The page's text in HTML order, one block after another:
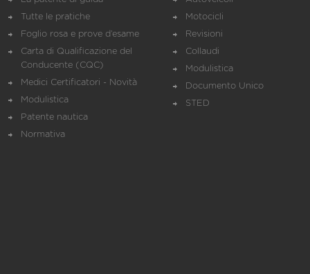
Tutte le pratiche
Foglio rosa e prove d’esame
Carta di Qualificazione del
Conducente (CQC)
Medici Certificatori - Novità
Modulistica
Patente nautica
Normativa
Motocicli
Revisioni
Collaudi
Modulistica
Documento Unico
STED